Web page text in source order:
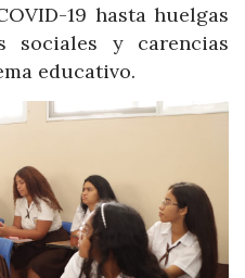
19 hasta huelgas
sociales y carencias
educativo.